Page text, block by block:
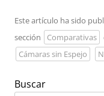
Este artículo ha sido
sección
Comparativas
Cámaras sin Espejo
Buscar